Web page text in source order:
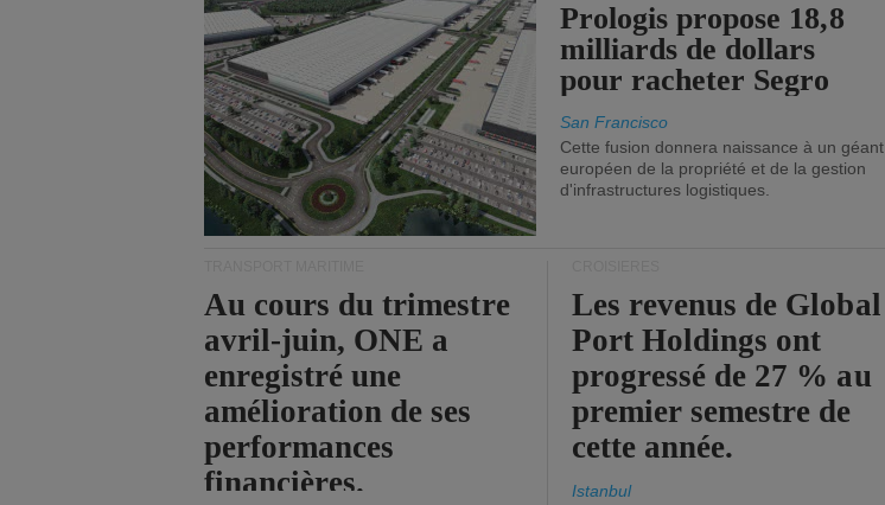
Prologis propose 18,8
milliards de dollars
pour racheter Segro
San Francisco
Cette fusion donnera naissance à un géant
européen de la propriété et de la gestion
d'infrastructures logistiques.
Au cours du trimestre
avril-juin, ONE a
enregistré une
amélioration de ses
performances
financières.
Les revenus de Global
Port Holdings ont
progressé de 27 % au
premier semestre de
cette année.
Istanbul